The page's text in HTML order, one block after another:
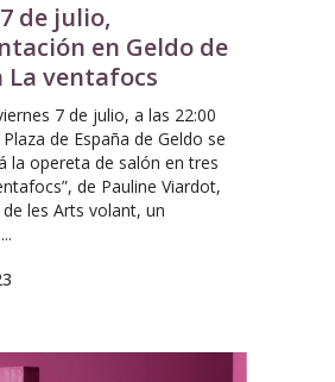
de julio,
en Geldo de
La ventafocs
7 de julio, a las 22:00
de España de Geldo se
la opereta de salón en tres
de Pauline Viardot,
les Arts volant, un